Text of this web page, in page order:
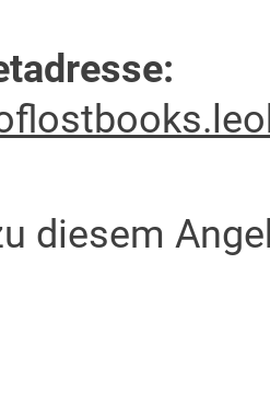
diesem